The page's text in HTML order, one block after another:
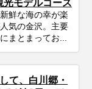
光モデルコース
鮮な海の幸が楽
気の金沢。主要
まとまってお...
て、白川郷・